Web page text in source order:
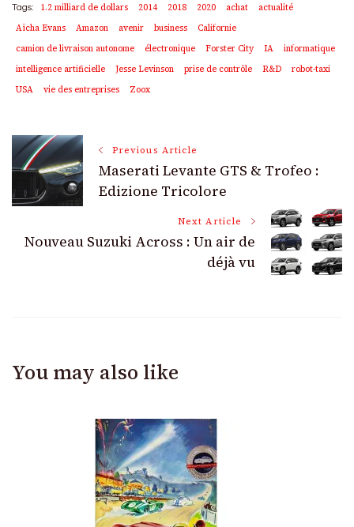
Tags: 1.2 milliard de dollars 2014 2018 2020 achat
actualité
Aïcha Evans
Amazon avenir business
Californie
camion de livraison autonome
électronique Forster City IA
informatique
intelligence artificielle
Jesse Levinson prise de contrôle R&D
robot-taxi
USA
vie des entreprises Zoox
Post
Navigation
Previous Article
Maserati Levante GTS & Trofeo :
Edizione Tricolore
Next Article
Nouveau Suzuki Across : Un air de
déjà vu
You may also like